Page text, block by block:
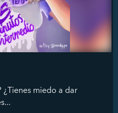
¿Tienes miedo a dar